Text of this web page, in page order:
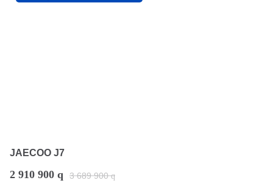
JAECOO J7
2 910 900 q 3 689 900 q